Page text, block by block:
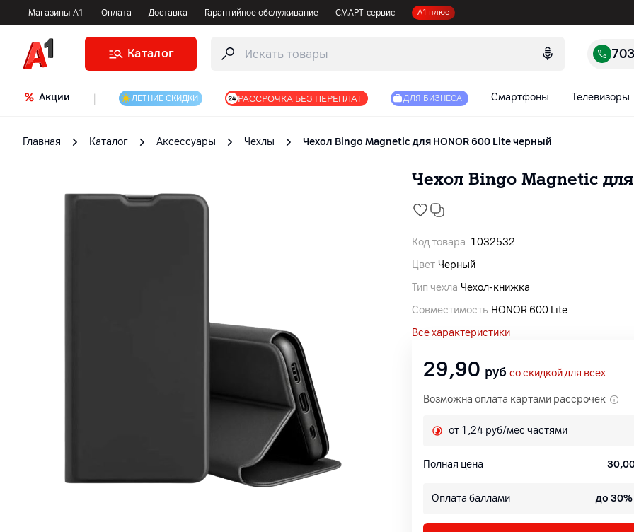
Магазины А1 Оплата Доставка Гарантийное обслуживание СМАРТ-сервис А1 плюс
Каталог
Акции ЛЕТНИЕ СКИДКИ РАССРОЧКА БЕЗ ПЕРЕПЛАТ ДЛЯ БИЗНЕСА Смартфоны Телевизоры
Главная Каталог Аксессуары Чехлы Чехол Bingo Magnetic для HONOR 600 Lite черный
Чехол Bingo Magnetic
Код товара 1032532
Цвет Черный
Тип чехла Чехол-книжка
Совместимость HONOR 600 Lite
Все характеристики
29,90 руб со скидкой для всех
Возможна оплата картами рассрочек
от 1,24 руб/мес частями
Полная цена
Оплата баллами до 30%